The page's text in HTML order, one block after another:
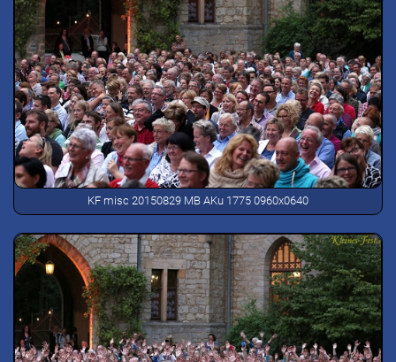
KF misc 20150829 MB AKu 1775 0960x0640